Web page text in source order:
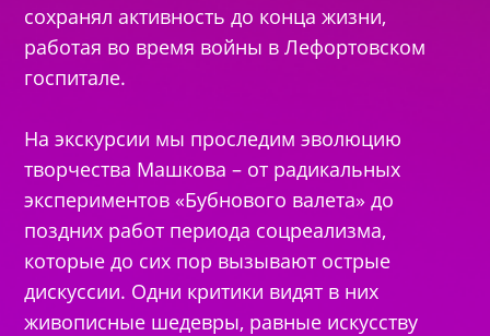
сохранял активность до конца жизни,
работая во время войны в Лефортовском
госпитале.
На экскурсии мы проследим эволюцию
творчества Машкова – от радикальных
экспериментов «Бубнового валета» до
поздних работ периода соцреализма,
которые до сих пор вызывают острые
дискуссии. Одни критики видят в них
живописные шедевры, равные искусству